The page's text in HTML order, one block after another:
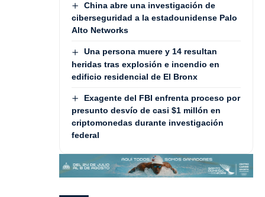
China abre una investigación de
ciberseguridad a la estadounidense Palo
Alto Networks
Una persona muere y 14 resultan
heridas tras explosión e incendio en
edificio residencial de El Bronx
Exagente del FBI enfrenta proceso por
presunto desvío de casi $1 millón en
criptomonedas durante investigación
federal